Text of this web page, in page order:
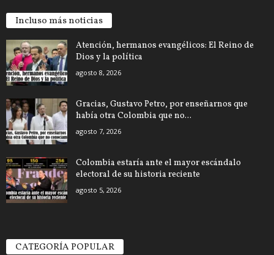
Incluso más noticias
Atención, hermanos evangélicos: El Reino de
Dios y la política
agosto 8, 2026
Gracias, Gustavo Petro, por enseñarnos que
había otra Colombia que no...
agosto 7, 2026
Colombia estaría ante el mayor escándalo
electoral de su historia reciente
agosto 5, 2026
CATEGORÍA POPULAR